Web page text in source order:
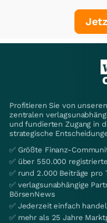
Profitieren Sie von
zentralen
und fundierten Zugang in
strategische
✅ Größte Finanz-
✅ über 550.000
✅ rund 2.000 Beiträge pro
✅ verlagsunabhängige
BörsenNews
✅ Jederzeit einfach
✅ mehr als 25 Jahre